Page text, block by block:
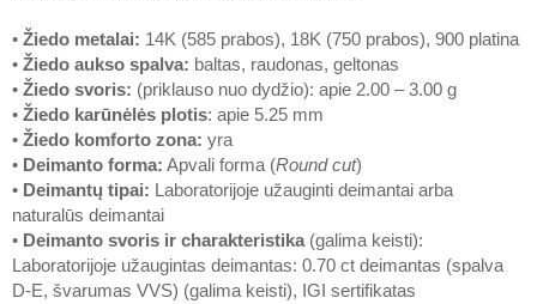
• Žiedo metalai: 14K (585 prabos), 18K (750 prabos), 900 platina
• Žiedo aukso spalva: baltas, raudonas, geltonas
• Žiedo svoris: (priklauso nuo dydžio): apie 2.00 – 3.00 g
• Žiedo karūnėlės plotis: apie 5.25 mm
• Žiedo komforto zona: yra
• Deimanto forma: Apvali forma (Round cut)
• Deimantų tipai: Laboratorijoje užauginti deimantai arba
naturalūs deimantai
• Deimanto svoris ir charakteristika (galima keisti):
Laboratorijoje užaugintas deimantas: 0.70 ct deimantas (spalva
D-E, švarumas VVS) (galima keisti), IGI sertifikatas